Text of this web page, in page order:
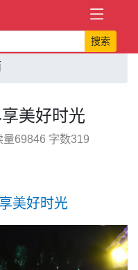
搜索
美好时光
69846 字数319
美好时光